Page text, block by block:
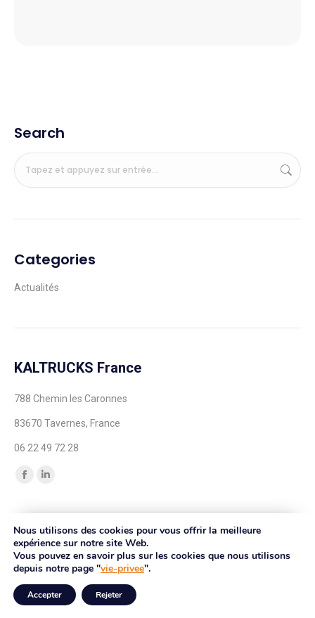
Search
Categories
Actualités
KALTRUCKS France
788 Chemin les Caronnes
83670 Tavernes, France
06 22 49 72 28
Trouvez nous sur :
Nous utilisons des cookies pour vous offrir la meilleure
expérience sur notre site Web.
Vous pouvez en savoir plus sur les cookies que nous utilisons
depuis notre page "vie-privee".
Accepter Rejeter